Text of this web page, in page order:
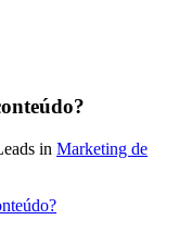
in Marketing de